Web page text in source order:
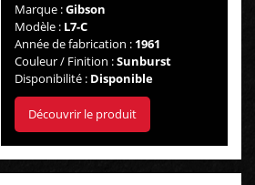
Marque :Gibson
Modèle : L7-C
Année de fabrication : 1961
Couleur / Finition :Sunburst
Disponibilité : Disponible
Découvrir le produit